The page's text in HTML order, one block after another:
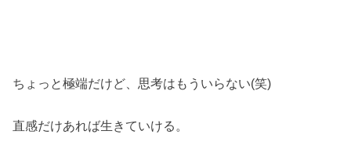
ちょっと極端だけど、思考はもういらない(笑)
直感だけあれば生きていける。